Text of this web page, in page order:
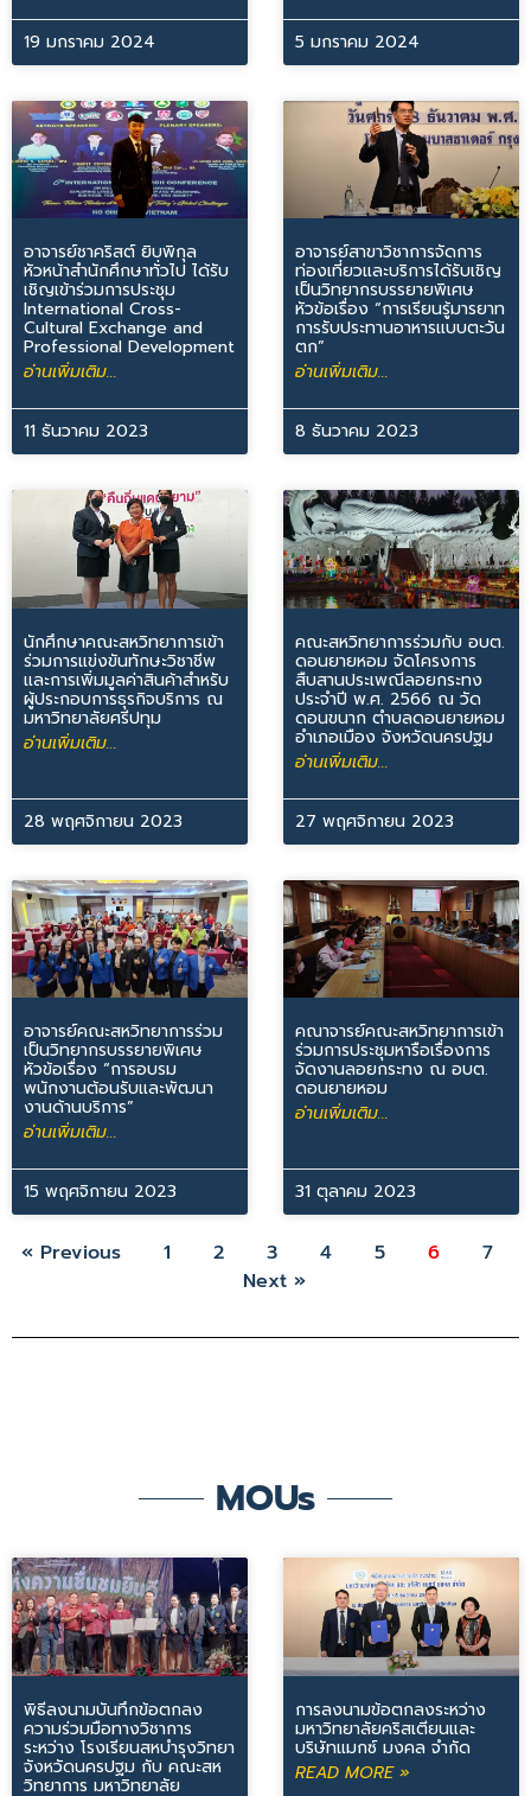
19 มกราคม 2024 5 มกราคม 2024
อาจารย์ชาคริสต์ ยิบพิกุล
หัวหน้าสำนักศึกษาทั่วไป ได้รับ
เชิญเข้าร่วมการประชุม
International Cross-
Cultural Exchange and
Professional Development
อ่านเพิ่มเติม...
11 ธันวาคม 2023
อาจารย์สาขาวิชาการจัดการ
ท่องเที่ยวและบริการได้รับเชิญ
เป็นวิทยากรบรรยายพิเศษ
หัวข้อเรื่อง “การเรียนรู้มารยาท
การรับประทานอาหารแบบตะวัน
ตก”
อ่านเพิ่มเติม...
8 ธันวาคม 2023
นักศึกษาคณะสหวิทยาการเข้า
ร่วมการแข่งขันทักษะวิชาชีพ
และการเพิ่มมูลค่าสินค้าสำหรับ
ผู้ประกอบการธุรกิจบริการ ณ
มหาวิทยาลัยศรีปทุม
อ่านเพิ่มเติม...
28 พฤศจิกายน 2023
คณะสหวิทยาการร่วมกับ อบต.
ดอนยายหอม จัดโครงการ
สืบสานประเพณีลอยกระทง
ประจำปี พ.ศ. 2566 ณ วัด
ดอนขนาก ตำบลดอนยายหอม
อำเภอเมือง จังหวัดนครปฐม
อ่านเพิ่มเติม...
27 พฤศจิกายน 2023
อาจารย์คณะสหวิทยาการร่วม
เป็นวิทยากรบรรยายพิเศษ
หัวข้อเรื่อง “การอบรม
พนักงานต้อนรับและพัฒนา
งานด้านบริการ”
อ่านเพิ่มเติม...
15 พฤศจิกายน 2023
คณาจารย์คณะสหวิทยาการเข้า
ร่วมการประชุมหารือเรื่องการ
จัดงานลอยกระทง ณ อบต.
ดอนยายหอม
อ่านเพิ่มเติม...
31 ตุลาคม 2023
« Previous 1 2 3 4 5 6
7
Next »
MOUs
พิธีลงนามบันทึกข้อตกลง
ความร่วมมือทางวิชาการ
ระหว่าง โรงเรียนสหบำรุงวิทยา
จังหวัดนครปฐม กับ คณะสห
วิทยาการ มหาวิทยาลัย
การลงนามข้อตกลงระหว่าง
มหาวิทยาลัยคริสเตียนและ
บริษัทแมกซ์ มงคล จำกัด
READ MORE »